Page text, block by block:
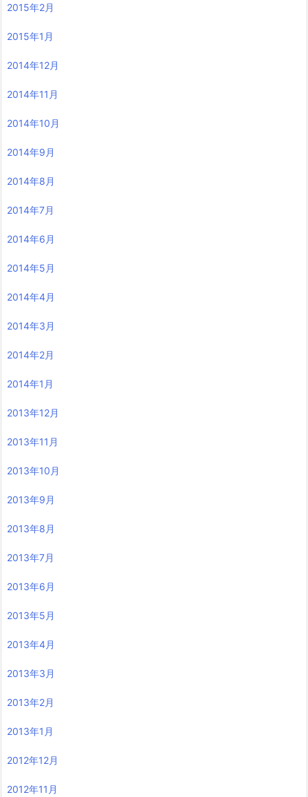
2015年2月
2015年1月
2014年12月
2014年11月
2014年10月
2014年9月
2014年8月
2014年7月
2014年6月
2014年5月
2014年4月
2014年3月
2014年2月
2014年1月
2013年12月
2013年11月
2013年10月
2013年9月
2013年8月
2013年7月
2013年6月
2013年5月
2013年4月
2013年3月
2013年2月
2013年1月
2012年12月
2012年11月